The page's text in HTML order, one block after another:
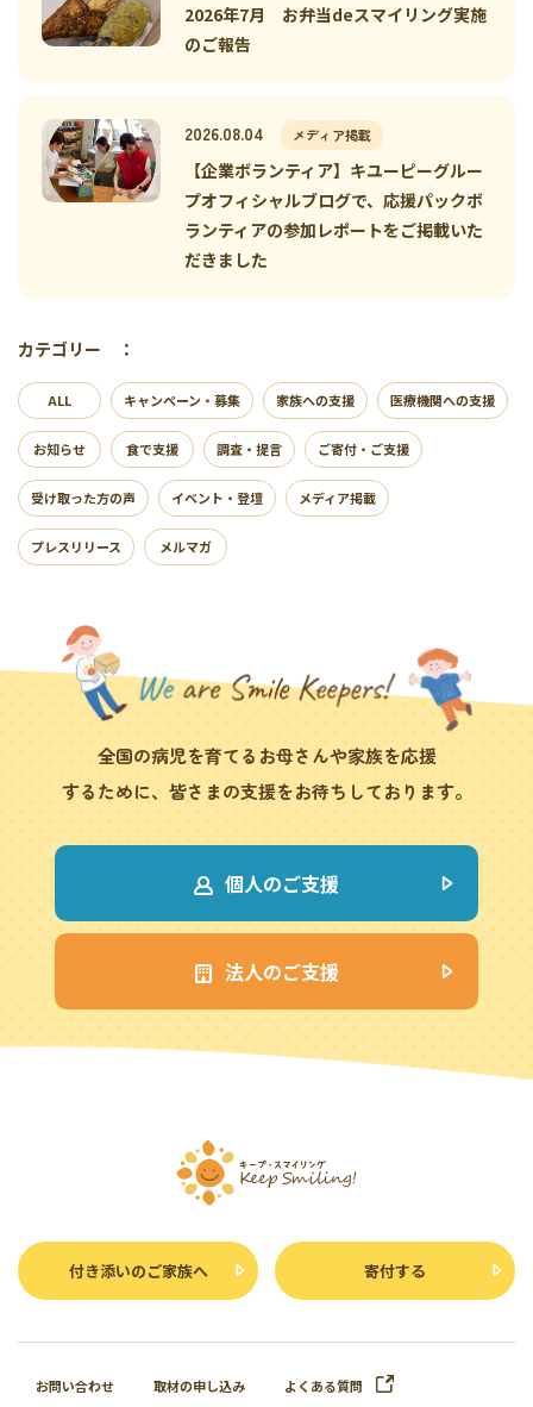
2026年7月 お弁当deスマイリング実施
のご報告
2026.08.04 メディア掲載
【企業ボランティア】キユーピーグルー
プオフィシャルブログで、応援パックボ
ランティアの参加レポートをご掲載いた
だきました
カテゴリー ：
ALL キャンペーン・募集 家族への支援 医療機関への支援
お知らせ 食で支援 調査・提言 ご寄付・ご支援
受け取った方の声 イベント・登壇 メディア掲載
プレスリリース メルマガ
全国の病児を育てるお母さんや家族を応援
するために、皆さまの支援をお待ちしております。
個人のご支援
法人のご支援
付き添いのご家族へ 寄付する
お問い合わせ 取材の申し込み よくある質問